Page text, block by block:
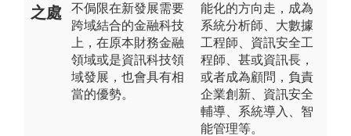
之處
不侷限在新發展需要
跨域結合的金融科技
上，在原本財務金融
領域或是資訊科技領
域發展，也會具有相
當的優勢。
能化的方向走，成為
系統分析師、大數據
工程師、資訊安全工
程師、甚或資訊長，
或者成為顧問，負責
企業創新、資訊安全
輔導、系統導入、智
能管理等。